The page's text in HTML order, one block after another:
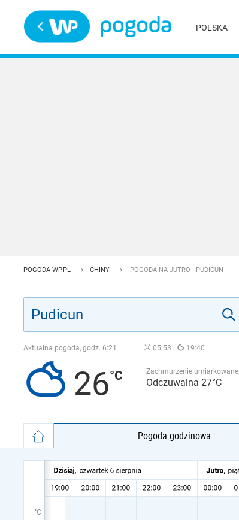
POLSKA
POGODA WP.PL CHINY POGODA NA JUTRO - PUDICUN
Aktualna pogoda, godz. 6:21 05:53 19:40
26 Zachmurzenie umiarkowane
Odczuwalna 27°C
Pogoda godzinowa
°C